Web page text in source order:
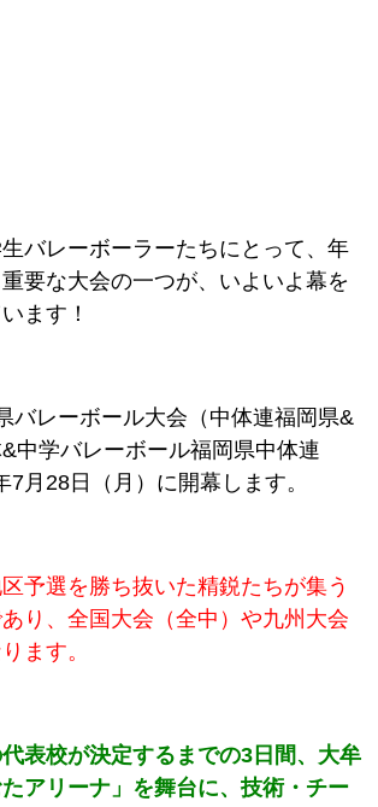
バレーボーラーたちにとって、年
要な大会の一つが、いよいよ幕を
ます！
バレーボール大会（中体連福岡県&
中学バレーボール福岡県中体連
7月28日（月）に開幕します。
予選を勝ち抜いた精鋭たちが集う
り、全国大会（全中）や九州大会
ます。
表校が決定するまでの3日間、大牟
アリーナ」を舞台に、技術・チー